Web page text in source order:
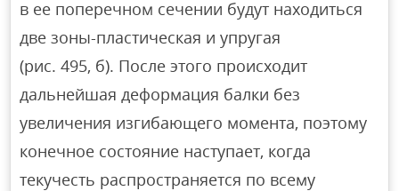
в ее поперечном сечении будут находиться
две зоны-пластическая и упругая
(рис. 495, б). После этого происходит
дальнейшая деформация балки без
увеличения изгибающего момента, поэтому
конечное состояние наступает, когда
текучесть распространяется по всему